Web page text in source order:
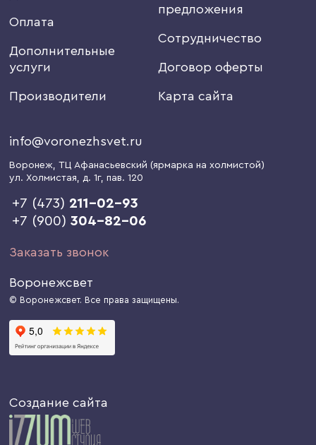
Оплата
Дополнительные
услуги
Производители
предложения
Сотрудничество
Договор оферты
Карта сайта
info@voronezhsvet.ru
Воронеж, ТЦ Афанасьевский (ярмарка на холмистой)
ул. Холмистая, д. 1г, пав. 120
+7 (473) 211-02-93
+7 (900)304-82-06
Заказать звонок
Воронежсвет
© Воронежсвет. Все права защищены.
Создание сайта